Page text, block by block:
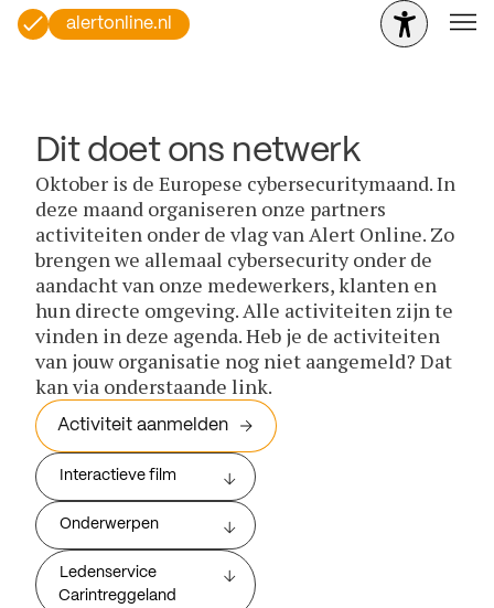
alertonline.nl
Dit doet ons netwerk
Oktober is de Europese cybersecuritymaand. In
deze maand organiseren onze partners
activiteiten onder de vlag van Alert Online. Zo
brengen we allemaal cybersecurity onder de
aandacht van onze medewerkers, klanten en
hun directe omgeving. Alle activiteiten zijn te
vinden in deze agenda. Heb je de activiteiten
van jouw organisatie nog niet aangemeld? Dat
kan via onderstaande link.
Activiteit aanmelden
Interactieve film
Onderwerpen
Ledenservice
Carintreggeland